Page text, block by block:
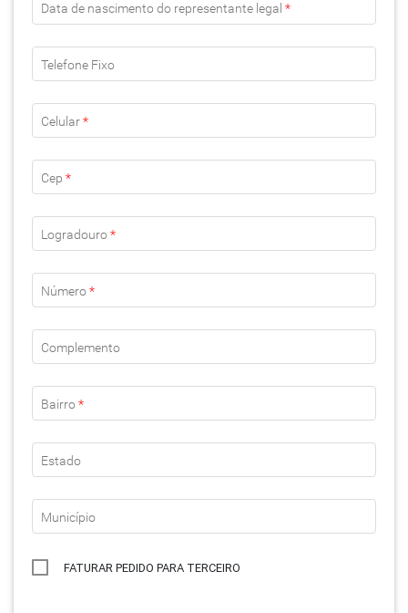
Data de nascimento do representante legal *
Telefone Fixo
Celular*
Cep *
Logradouro*
Número*
Complemento
Bairro*
Estado
Município
FATURAR PEDIDO PARA TERCEIRO